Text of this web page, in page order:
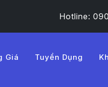
Hotline:
Giá Tuyển Dụng